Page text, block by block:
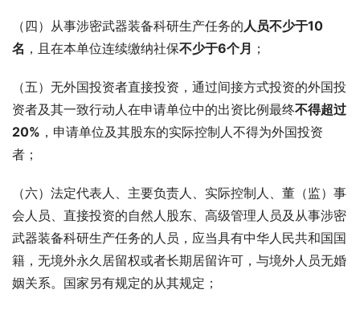
（四）从事涉密武器装备科研生产任务的 人员不少于10
名 ，且在本单位连续缴纳社保不少于6个月 ；
（五）无外国投资者直接投资，通过间接方式投资的外国投
资者及其一致行动人在申请单位中的出资比例最终不得超过
20% ，申请单位及其股东的实际控制人不得为外国投资
者；
（六）法定代表人、主要负责人、实际控制人、董（监）事
会人员、直接投资的自然人股东、高级管理人员及从事涉密
武器装备科研生产任务的人员，应当具有中华人民共和国国
籍，无境外永久居留权或者长期居留许可，与境外人员无婚
姻关系。国家另有规定的从其规定；